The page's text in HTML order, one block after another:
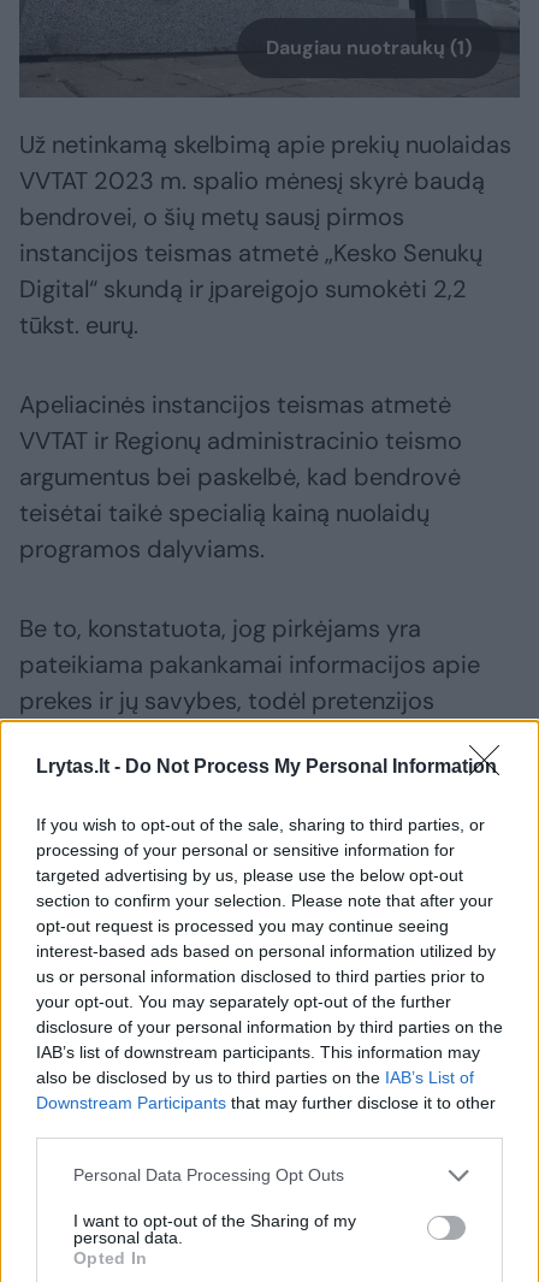
Lrytas.lt - Do Not Process My Personal Information
If you wish to opt-out of the sale, sharing to third parties, or
processing of your personal or sensitive information for
targeted advertising by us, please use the below opt-out
section to confirm your selection. Please note that after your
opt-out request is processed you may continue seeing
interest-based ads based on personal information utilized by
us or personal information disclosed to third parties prior to
your opt-out. You may separately opt-out of the further
disclosure of your personal information by third parties on the
IAB’s list of downstream participants. This information may
also be disclosed by us to third parties on the IAB’s List of
Downstream Participants that may further disclose it to other
Personal Data Processing Opt Outs
I want to opt-out of the Sharing of my
personal data.
Opted In
Daugiau nuotraukų (1)
Už netinkamą skelbimą apie prekių nuolaidas
VVTAT 2023 m. spalio mėnesį skyrė baudą
bendrovei, o šių metų sausį pirmos
instancijos teismas atmetė „Kesko Senukų
Digital“ skundą ir įpareigojo sumokėti 2,2
tūkst. eurų.
Apeliacinės instancijos teismas atmetė
VVTAT ir Regionų administracinio teismo
argumentus bei paskelbė, kad bendrovė
teisėtai taikė specialią kainą nuolaidų
programos dalyviams.
Be to, konstatuota, jog pirkėjams yra
pateikiama pakankamai informacijos apie
prekes ir jų savybes, todėl pretenzijos
atmestos.
Susiję straipsniai
Didžiausių įmonių reitinge
auga lietuviškų bendrovių
skaičius: viena sulaukė
atskiro dėmesio
VMI
greito